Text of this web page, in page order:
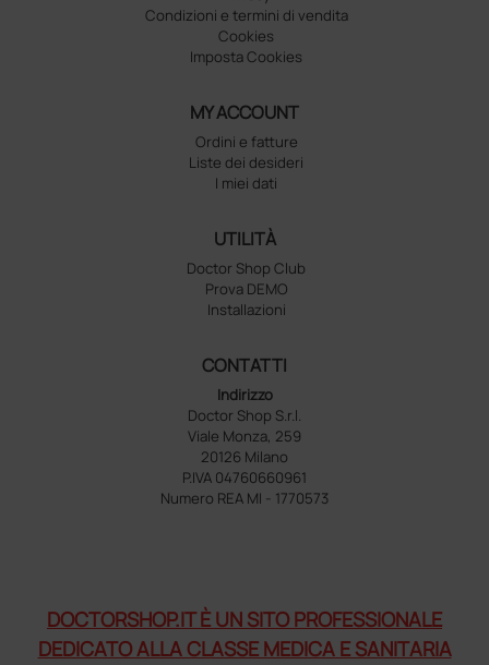
Condizioni e termini di vendita
Cookies
Imposta Cookies
MY ACCOUNT
Ordini e fatture
Liste dei desideri
I miei dati
UTILITÀ
Doctor Shop Club
Prova DEMO
Installazioni
CONTATTI
Indirizzo
Doctor Shop S.r.l.
Viale Monza, 259
20126 Milano
P.IVA 04760660961
Numero REA MI - 1770573
DOCTORSHOP.IT È UN SITO PROFESSIONALE
DEDICATO ALLA CLASSE MEDICA E SANITARIA